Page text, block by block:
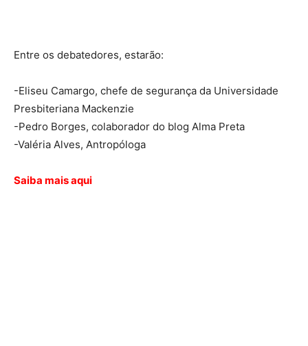
Entre os debatedores, estarão:
-Eliseu Camargo, chefe de segurança da Universidade
Presbiteriana Mackenzie
-Pedro Borges, colaborador do blog Alma Preta
-Valéria Alves, Antropóloga
Saiba mais aqui